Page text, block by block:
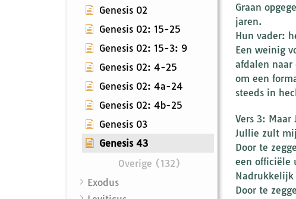
Genesis 02
Genesis 02: 15-25
Genesis 02: 15-3: 9
Genesis 02: 4-25
Genesis 02: 4a-24
Genesis 02: 4b-25
Genesis 03
Genesis 43
Overige (132)
Exodus
Graan
jaren.
Hun vader:
Een weinig
afdalen naar
om een
steeds in
Vers 3:
Jullie zult
Door te
een officiële
Nadrukkelijk
Door te